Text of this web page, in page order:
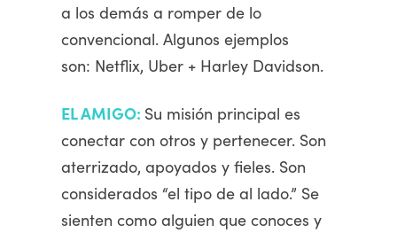
a los demás a romper de lo
convencional. Algunos ejemplos
son: Netflix, Uber + Harley Davidson.
EL AMIGO: Su misión principal es
conectar con otros y pertenecer. Son
aterrizado, apoyados y fieles. Son
considerados “el tipo de al lado.” Se
sienten como alguien que conoces y